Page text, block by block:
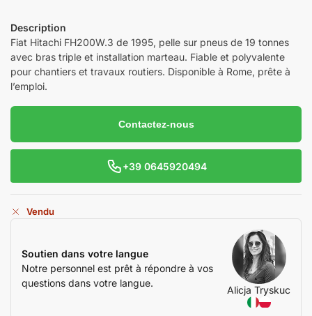
Description
Fiat Hitachi FH200W.3 de 1995, pelle sur pneus de 19 tonnes
avec bras triple et installation marteau. Fiable et polyvalente
pour chantiers et travaux routiers. Disponible à Rome, prête à
l’emploi.
Contactez-nous
+39 0645920494
Vendu
Soutien dans votre langue
Notre personnel est prêt à répondre à vos
questions dans votre langue.
Alicja Tryskuc